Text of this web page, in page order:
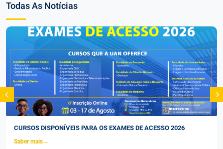
Todas As Notícias
CURSOS DISPONÍVEIS PARA OS EXAMES DE ACESSO 2026
Saber mais→